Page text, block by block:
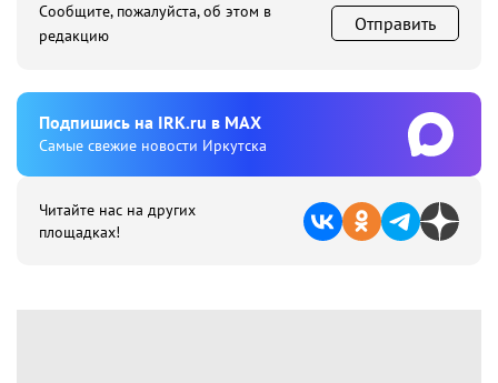
Сообщите, пожалуйста, об этом в
редакцию
Отправить
Подпишиcь на IRK.ru в MAX
Cамые свежие новости Иркутска
Читайте нас на других
площадках!